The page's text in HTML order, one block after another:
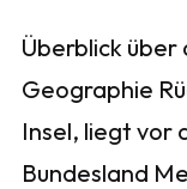
Überblick über
Geographie
Insel, liegt vor
Bundesland